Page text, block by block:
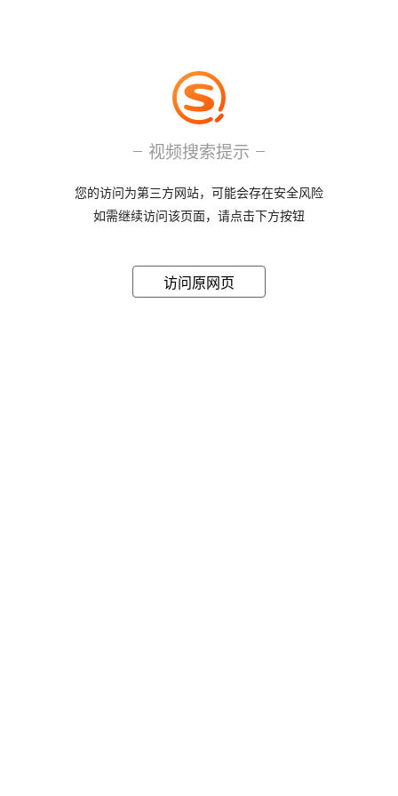
视频搜索提示
您的访问为第三方网站，可能会存在安全风险
如需继续访问该页面，请点击下方按钮
访问原网页